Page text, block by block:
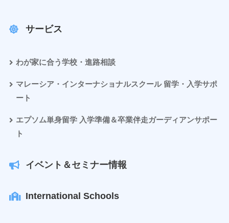
サービス
わが家に合う学校・進路相談
マレーシア・インターナショナルスクール 留学・入学サポ
ート
エプソム単身留学 入学準備＆卒業伴走ガーディアンサポー
ト
イベント＆セミナー情報
International Schools